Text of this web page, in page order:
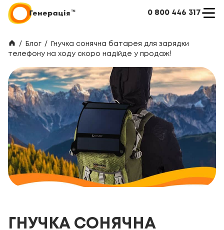
0 800 446 317
/ Блог /
Гнучка сонячна батарея для зарядки
телефону на ходу скоро надійде у продаж!
ГНУЧКА СОНЯЧНА